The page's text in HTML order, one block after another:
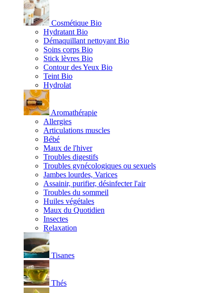
Cosmétique Bio
Hydratant Bio
Démaquillant nettoyant Bio
Soins corps Bio
Stick lèvres Bio
Contour des Yeux Bio
Teint Bio
Hydrolat
Aromathérapie
Allergies
Articulations muscles
Bébé
Maux de l'hiver
Troubles digestifs
Troubles gynécologiques ou sexuels
Jambes lourdes, Varices
Assainir, purifier, désinfecter l'air
Troubles du sommeil
Huiles végétales
Maux du Quotidien
Insectes
Relaxation
Tisanes
Thés